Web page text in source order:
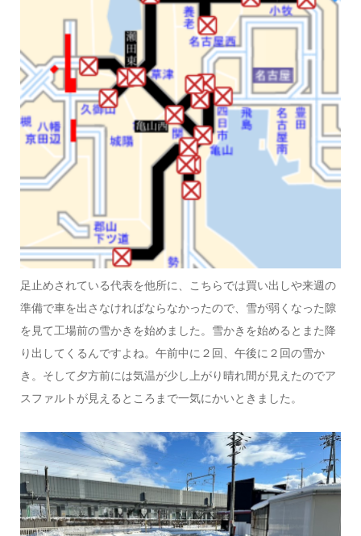
足止めされている代表を他所に、こちらでは買い出しや来週の
準備で車を出さなければならなかったので、雪が弱くなった隙
を見て工場前の雪かきを始めました。雪かきを始めるとまた降
り出してくるんですよね。午前中に２回、午後に２回の雪か
き。そして夕方前には気温が少し上がり晴れ間が見えたのでア
スファルトが見えるところまで一気にかいときました。